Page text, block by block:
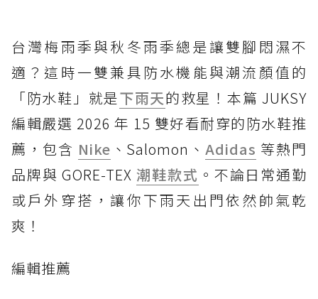
台灣梅雨季與秋冬雨季總是讓雙腳悶濕不
適？這時一雙兼具防水機能與潮流顏值的
「防水鞋」就是下雨天的救星！本篇 JUKSY
編輯嚴選 2026 年 15 雙好看耐穿的防水鞋推
薦，包含 Nike 、Salomon、Adidas 等熱門
品牌與 GORE-TEX 潮鞋款式 。不論日常通勤
或戶外穿搭，讓你下雨天出門依然帥氣乾
爽！
編輯推薦